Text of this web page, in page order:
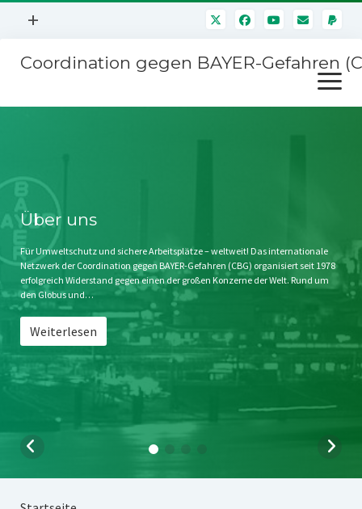
Menü
+
Mitmachen
Kontakt
Impressum
Störfälle
Coordination gegen BAYER-Gefahren
Menü
öffnen
Stichwort BAYER
Jahrestagung
SPENDEN
Über uns
Für Umweltschutz und sichere Arbeitsplätze – weltweit! Das internationale
Netzwerk der Coordination gegen BAYER-Gefahren (CBG) organisiert seit 1978
erfolgreich Widerstand gegen einen der großen Konzerne der Welt. Rund um
den Globus und…
Weiterlesen